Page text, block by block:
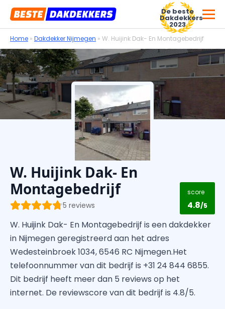
Voor dakdekkersbedrijven
De beste
Dakdekkers
2023
Home » Dakdekker Nijmegen » W. Huijink Dak- En Montagebedrijf
W. Huijink Dak- En
Montagebedrijf
5 reviews
score
4.8/5
W. Huijink Dak- En Montagebedrijf is een dakdekker
in Nijmegen geregistreerd aan het adres
Wedesteinbroek 1034, 6546 RC Nijmegen.Het
telefoonnummer van dit bedrijf is +31 24 844 6855.
Dit bedrijf heeft meer dan 5 reviews op het
internet. De reviewscore van dit bedrijf is 4.8/5.